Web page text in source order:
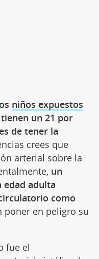
niños expuestos
tienen un 21 por
de tener la
crees que
arterial sobre la
un
adulta
como
poner en peligro su
fue el